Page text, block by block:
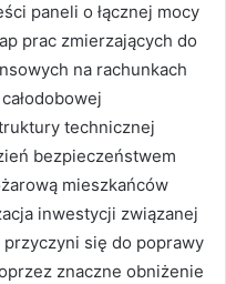
paneli o łącznej mocy
prac zmierzających do
na rachunkach
technicznej
bezpieczeństwem
mieszkańców
inwestycji związanej
się do poprawy
znaczne obniżenie